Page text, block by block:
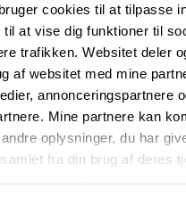
cookies til at tilpasse
til at vise dig funktioner til
trafikken. Websitet deler
af websitet med mine
annonceringspartnere
Mine partnere kan
oplysninger, du har
fra din brug af deres
navn:
e-mail: